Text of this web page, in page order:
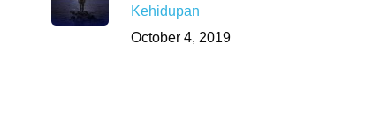
Kehidupan
October 4, 2019